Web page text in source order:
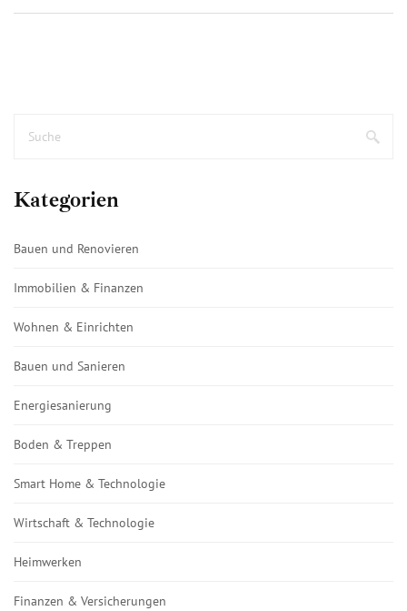
Kategorien
Bauen und Renovieren
Immobilien & Finanzen
Wohnen & Einrichten
Bauen und Sanieren
Energiesanierung
Boden & Treppen
Smart Home & Technologie
Wirtschaft & Technologie
Heimwerken
Finanzen & Versicherungen